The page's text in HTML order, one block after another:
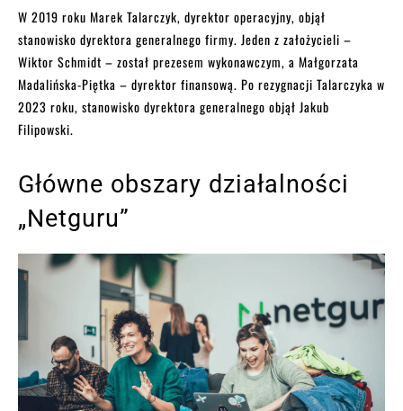
W 2019 roku Marek Talarczyk, dyrektor operacyjny, objął
stanowisko dyrektora generalnego firmy. Jeden z założycieli –
Wiktor Schmidt – został prezesem wykonawczym, a Małgorzata
Madalińska-Piętka – dyrektor finansową. Po rezygnacji Talarczyka w
2023 roku, stanowisko dyrektora generalnego objął Jakub
Filipowski.
Główne obszary działalności
„Netguru”